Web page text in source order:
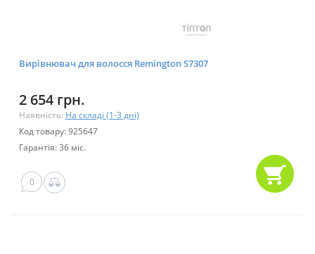
Вирівнювач для волосся Remington S7307
2 654 грн.
Наявність: На складі (1-3 дні)
Код товару: 925647
Гарантія: 36 міс.
0